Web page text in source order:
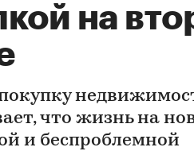
на
что жизнь на
и беспроблемной